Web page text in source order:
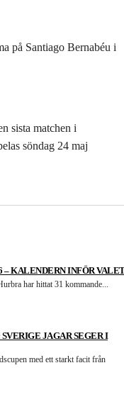
på Santiago Bernabéu i
sista matchen i
söndag 24 maj
– KALENDERN INFÖR
har hittat 31 kommande...
JAGAR SEGER I
med ett starkt facit från